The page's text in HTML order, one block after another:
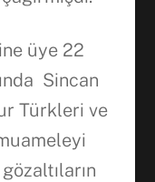
üye 22
Sincan
Türkleri ve